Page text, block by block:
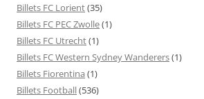
Billets FC Lorient(35)
Billets FC PEC Zwolle(1)
Billets FC Utrecht(1)
Billets FC Western Sydney Wanderers(1)
Billets Fiorentina (1)
Billets Football(536)